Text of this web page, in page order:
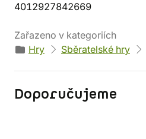
4012927842669
Zařazeno v kategoriích
Hry
Sběratelské hry
Doporučujeme